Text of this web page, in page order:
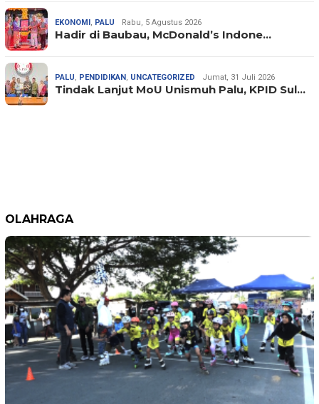
EKONOMI, PALU Rabu, 5 Agustus 2026
Hadir di Baubau, McDonald’s Indone…
PALU, PENDIDIKAN, UNCATEGORIZED Jumat, 31 Juli 2026
Tindak Lanjut MoU Unismuh Palu, KPID Sul…
OLAHRAGA